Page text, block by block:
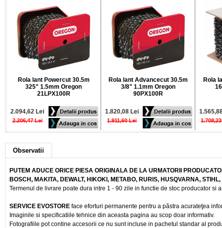
Rola lant Powercut 30.5m
325" 1.5mm Oregon
21LPX100R
2.094,62 Lei
2.206,47 Lei
Rola lant Advancecut 30.5m
3/8" 1.1mm Oregon
90PX100R
1.820,08 Lei
1.911,60 Lei
Rola
Observatii
PUTEM ADUCE ORICE PIESA ORIGINALA DE LA URMATORII
BOSCH, MAKITA, DEWALT, HIKOKI, METABO, RURIS, HUSQVARNA,
Termenul de livrare poate dura intre 1 - 90 zile in functie de stoc producator si
SERVICE EVOSTORE face eforturi permanente pentru a păstra acurateţea
Imaginile si specificatiile tehnice din aceasta pagina au scop doar informativ.
Fotografiile pot contine accesorii ce nu sunt incluse in pachetul standar al